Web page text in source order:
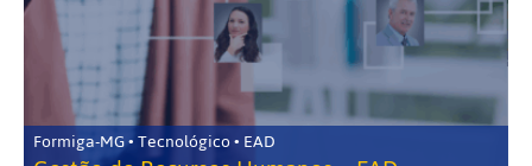
Formiga-MG • Tecnológico • EAD